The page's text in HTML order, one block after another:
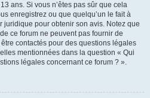
ans. Si vous n’êtes pas sûr que cela
enregistrez ou que quelqu’un le fait à
juridique pour obtenir son avis. Notez que
ce forum ne peuvent pas fournir de
contactés pour des questions légales
mentionnées dans la question « Qui
légales concernant ce forum ? ».